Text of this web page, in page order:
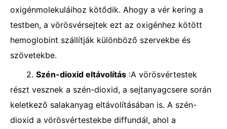
oxigénmolekuláihoz kötődik. Ahogy a vér kering a
testben, a vörösvérsejtek ezt az oxigénhez kötött
hemoglobint szállítják különböző szervekbe és
szövetekbe.
2. Szén-dioxid eltávolítás :A vörösvértestek
részt vesznek a szén-dioxid, a sejtanyagcsere során
keletkező salakanyag eltávolításában is. A szén-
dioxid a vörösvértestekbe diffundál, ahol a